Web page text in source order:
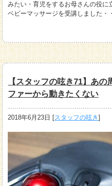
みたい・育児をするお母さんの役に
ベビーマッサージを受講しました・
【スタッフの呟き71】あ
ファーから動きたくない
2018年6月23日 [スタッフの呟き]